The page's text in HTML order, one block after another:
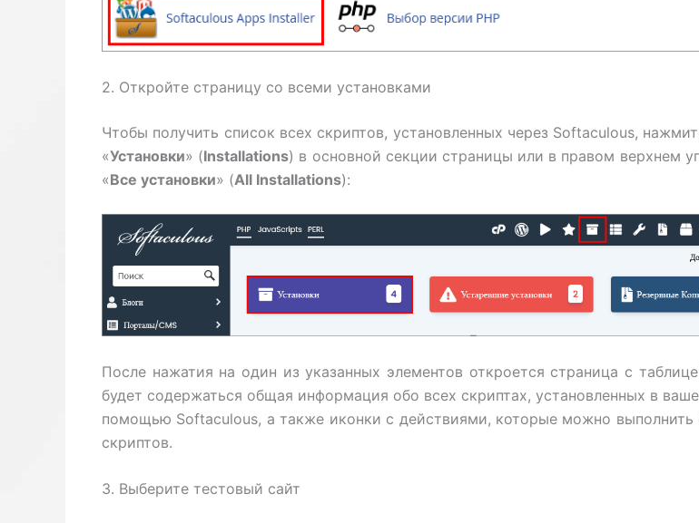
2. Откройте страницу со всеми установками
Чтобы получить список всех скриптов, установленных через Softaculous,
«Установки» (Installations) в основной секции страницы или в правом верхнем
«Все установки» (All Installations):
После нажатия на один из указанных элементов откроется страница с
будет содержаться общая информация обо всех скриптах, установленных в
помощью Softaculous, а также иконки с действиями, которые можно
скриптов.
3. Выберите тестовый сайт